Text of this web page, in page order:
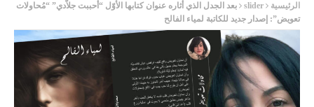
الرئيسية slider
بعد الجدل الذي أثاره عنوان كتابها الأوّل “أحببت جلاّدي” “مُحاولات
تعويض”: إصدار جديد للكاتبة لمياء الفالح